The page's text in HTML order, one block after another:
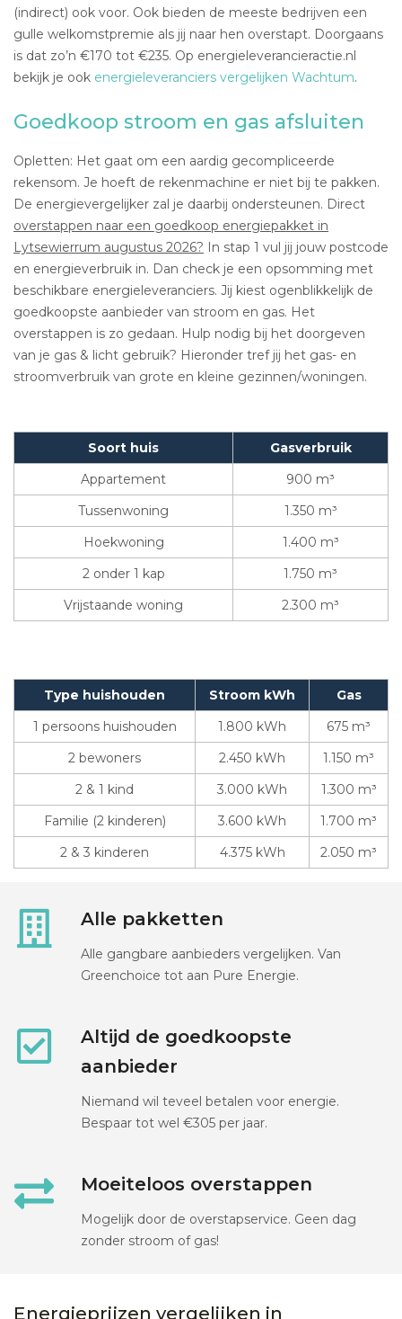
(indirect) ook voor. Ook bieden de meeste bedrijven een
gulle welkomstpremie als jij naar hen overstapt. Doorgaans
is dat zo’n €170 tot €235. Op energieleverancieractie.nl
bekijk je ook energieleveranciers vergelijken Wachtum.
Goedkoop stroom en gas afsluiten
Opletten: Het gaat om een aardig gecompliceerde
rekensom. Je hoeft de rekenmachine er niet bij te pakken.
De energievergelijker zal je daarbij ondersteunen. Direct
overstappen naar een goedkoop energiepakket in
Lytsewierrum augustus 2026? In stap 1 vul jij jouw postcode
en energieverbruik in. Dan check je een opsomming met
beschikbare energieleveranciers. Jij kiest ogenblikkelijk de
goedkoopste aanbieder van stroom en gas. Het
overstappen is zo gedaan. Hulp nodig bij het doorgeven
van je gas & licht gebruik? Hieronder tref jij het gas- en
stroomverbruik van grote en kleine gezinnen/woningen.
Soort huis
Gasverbruik
Appartement
900 m³
Tussenwoning
1.350 m³
Hoekwoning
1.400 m³
2 onder 1 kap
1.750 m³
Vrijstaande woning
2.300 m³
Type huishouden Stroom kWh
Gas
1 persoons huishouden
1.800 kWh
675 m³
2 bewoners
2.450 kWh
1.150 m³
2 & 1 kind
3.000 kWh
1.300 m³
Familie (2 kinderen)
3.600 kWh
1.700 m³
2 & 3 kinderen
4.375 kWh 2.050 m³
Alle pakketten
Alle gangbare aanbieders vergelijken. Van
Greenchoice tot aan Pure Energie.
Altijd de goedkoopste
aanbieder
Niemand wil teveel betalen voor energie.
Bespaar tot wel €305 per jaar.
Moeiteloos overstappen
Mogelijk door de overstapservice. Geen dag
zonder stroom of gas!
Energieprijzen vergelijken in